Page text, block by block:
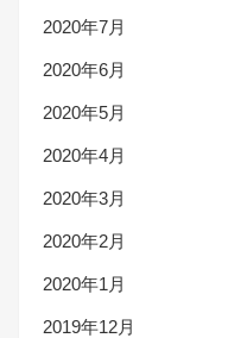
2020年7月
2020年6月
2020年5月
2020年4月
2020年3月
2020年2月
2020年1月
2019年12月